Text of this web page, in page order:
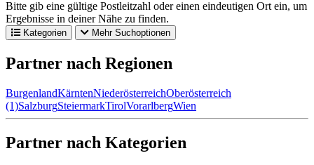
Bitte gib eine gültige Postleitzahl oder einen eindeutigen Ort ein, um
Ergebnisse in deiner Nähe zu finden.
Kategorien Mehr Suchoptionen
Partner nach Regionen
BurgenlandKärntenNiederösterreichOberösterreich
(1)SalzburgSteiermarkTirolVorarlbergWien
Partner nach Kategorien